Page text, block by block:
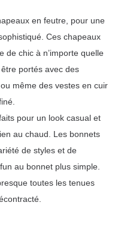
en feutre, pour une
Ces chapeaux
de chic à n’importe quelle
portés avec des
même des vestes en cuir
pour un look casual et
au chaud. Les bonnets
de styles et de
au bonnet plus simple.
toutes les tenues